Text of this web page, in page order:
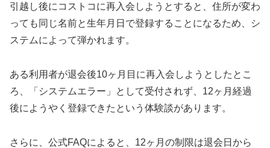
引越し後にコストコに再入会しようとすると、住所が変わ
っても同じ名前と生年月日で登録することになるため、シ
ステムによって弾かれます。
ある利用者が退会後10ヶ月目に再入会しようとしたとこ
ろ、「システムエラー」として受付されず、12ヶ月経過
後にようやく登録できたという体験談があります。
さらに、公式FAQによると、12ヶ月の制限は退会日から